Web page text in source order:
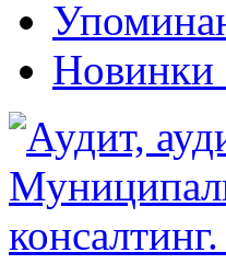
Новинки